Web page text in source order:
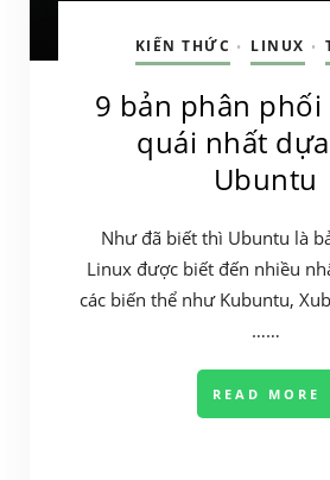
KIẾN THỨC • LINUX •
9 bản phân phối
quái nhất
Ubuntu
Như đã biết thì Ubuntu là
Linux được biết đến nhiều
các biến thể như Kubuntu,
……
READ MORE